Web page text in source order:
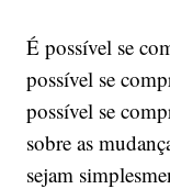
É possível se
possível se
possível se
sobre as
sejam